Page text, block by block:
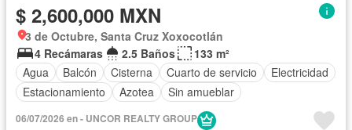
$ 2,600,000 MXN
3 de Octubre, Santa Cruz Xoxocotlán
4 Recámaras
2.5 Baños
133 m²
Agua
Balcón Cisterna Cuarto de servicio
Electricidad
Estacionamiento
Azotea Sin amueblar
06/07/2026 en - UNCOR REALTY GROUP